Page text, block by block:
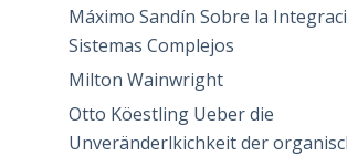
Máximo Sandín Sobre la
Sistemas Complejos
Milton Wainwright
Otto Köestling Ueber die
Unveränderlkichkeit der